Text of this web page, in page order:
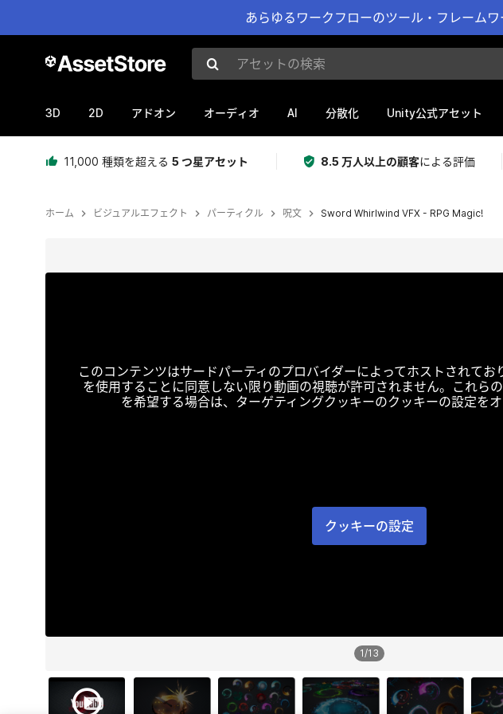
あらゆるワークフローのツール・フレーム
アセットの検索
3D 2D アドオン オーディオ AI 分散化 Unity公式アセット
11,000 種類を超える 5 つ星アセット 8.5 万人以上の顧客による評価
ホーム ビジュアルエフェクト パーティクル 呪文 Sword Whirlwind VFX - RPG Magic!
このコンテンツはサードパーティのプロバイダーによってホストされてお
を使用することに同意しない限り動画の視聴が許可されません。これら
を希望する場合は、ターゲティングクッキーのクッキーの設定をオ
クッキーの設定
1/13